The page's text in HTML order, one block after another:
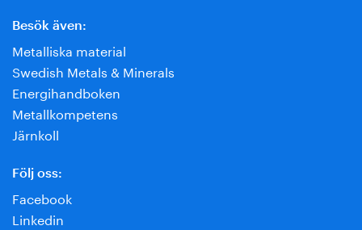
Besök även:
Metalliska material
Swedish Metals & Minerals
Energihandboken
Metallkompetens
Järnkoll
Följ oss:
Facebook
Linkedin